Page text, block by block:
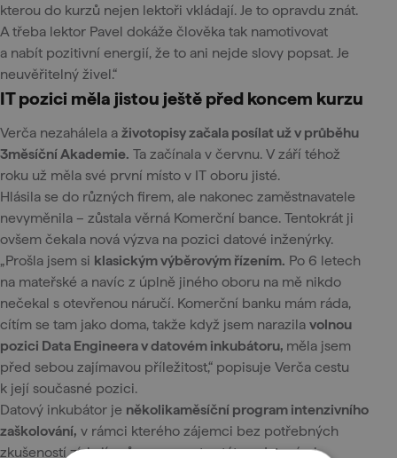
kterou do kurzů nejen lektoři vkládají. Je to opravdu znát.
A třeba lektor Pavel dokáže člověka tak namotivovat
a nabít pozitivní energií, že to ani nejde slovy popsat. Je
neuvěřitelný živel.“
IT pozici měla jistou ještě před koncem kurzu
Verča nezahálela a životopisy začala posílat už v průběhu
3měsíční Akademie. Ta začínala v červnu. V září téhož
roku už měla své první místo v IT oboru jisté.
Hlásila se do různých firem, ale nakonec zaměstnavatele
nevyměnila – zůstala věrná Komerční bance. Tentokrát ji
ovšem čekala nová výzva na pozici datové inženýrky.
„Prošla jsem si klasickým výběrovým řízením. Po 6 letech
na mateřské a navíc z úplně jiného oboru na mě nikdo
nečekal s otevřenou náručí. Komerční banku mám ráda,
cítím se tam jako doma, takže když jsem narazila volnou
pozici Data Engineera v datovém inkubátoru, měla jsem
před sebou zajímavou příležitost,“ popisuje Verča cestu
k její současné pozici.
Datový inkubátor je několikaměsíční program intenzivního
zaškolování, v rámci kterého zájemci bez potřebných
zkušeností získají průpravu pro to stát se datovými